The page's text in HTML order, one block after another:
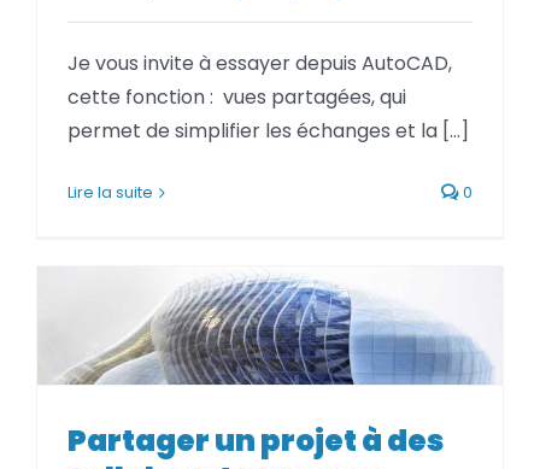
Je vous invite à essayer depuis AutoCAD,
cette fonction : vues partagées, qui
permet de simplifier les échanges et la [...]
Lire la suite 0
collaborateurs sans REVIT (Revit
Partager un projet à des